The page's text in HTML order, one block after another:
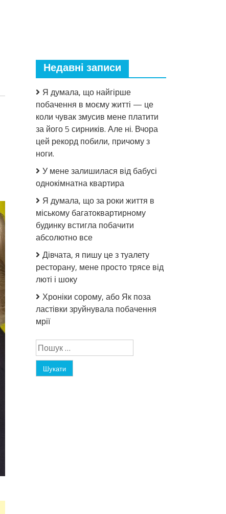
Недавні записи
Я думала, що найгірше
побачення в моєму житті — це
коли чувак змусив мене платити
за його 5 сирників. Але ні. Вчора
цей рекорд побили, причому з
ноги.
У мене залишилася від бабусі
однокімнатна квартира
Я думала, що за роки життя в
міському багатоквартирному
будинку встигла побачити
абсолютно все
Дівчата, я пишу це з туалету
ресторану, мене просто трясе від
люті і шоку
Хроніки сорому, або Як поза
ластівки зруйнувала побачення
мрії
Пошук: